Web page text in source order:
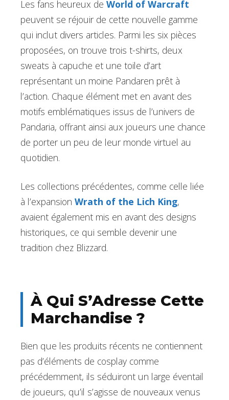
Les fans heureux de World of Warcraft
peuvent se réjouir de cette nouvelle gamme
qui inclut divers articles. Parmi les six pièces
proposées, on trouve trois t-shirts, deux
sweats à capuche et une toile d’art
représentant un moine Pandaren prêt à
l’action. Chaque élément met en avant des
motifs emblématiques issus de l’univers de
Pandaria, offrant ainsi aux joueurs une chance
de porter un peu de leur monde virtuel au
quotidien.
Les collections précédentes, comme celle liée
à l’expansion Wrath of the Lich King,
avaient également mis en avant des designs
historiques, ce qui semble devenir une
tradition chez Blizzard.
À Qui S’Adresse Cette
Marchandise ?
Bien que les produits récents ne contiennent
pas d’éléments de cosplay comme
précédemment, ils séduiront un large éventail
de joueurs, qu’il s’agisse de nouveaux venus